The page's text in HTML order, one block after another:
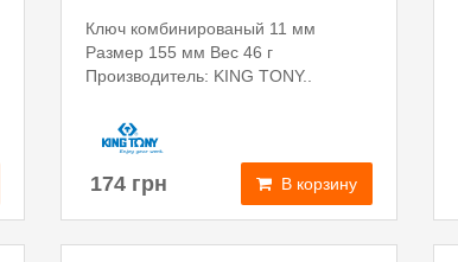
Ключ комбинированый 11 мм
Размер 155 мм Вес 46 г
Производитель: KING TONY..
174 грн В корзину